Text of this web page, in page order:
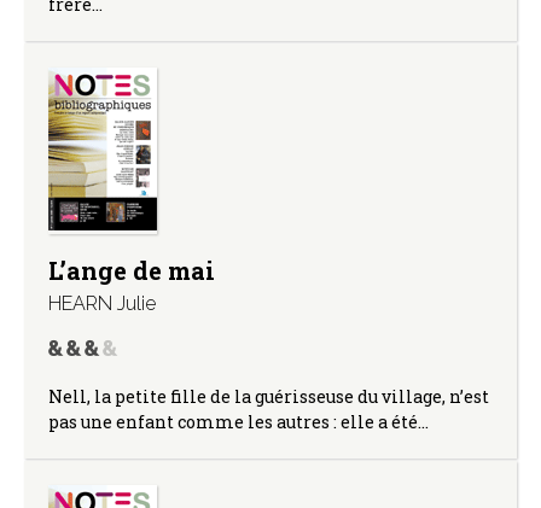
L’ange de mai
HEARN Julie
Nell, la petite fille de la guérisseuse du village, n’est
pas une enfant comme les autres : elle a été…